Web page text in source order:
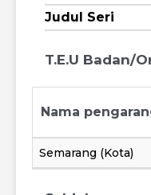
Judul Seri
T.E.U Badan/
Nama
Semarang (Kota)